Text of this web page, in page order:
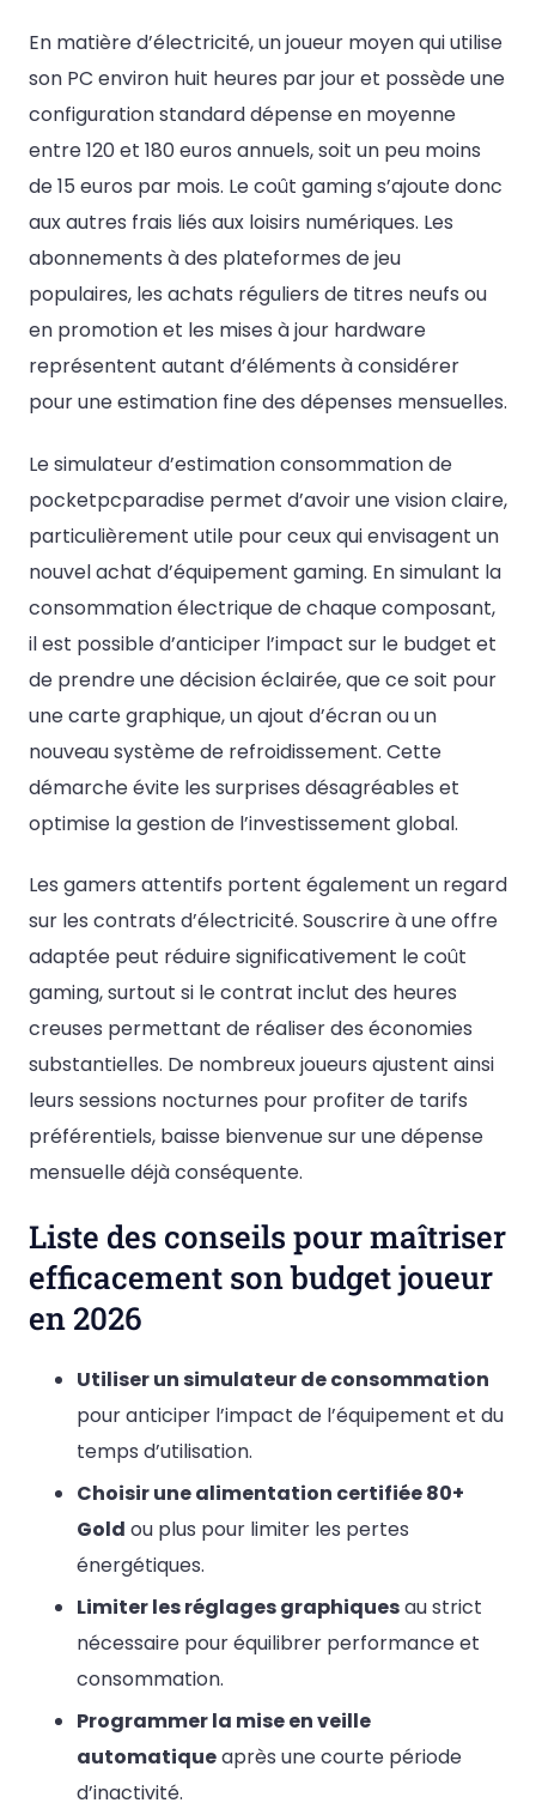
En matière d’électricité, un joueur moyen qui utilise
son PC environ huit heures par jour et possède une
configuration standard dépense en moyenne
entre 120 et 180 euros annuels, soit un peu moins
de 15 euros par mois. Le coût gaming s’ajoute donc
aux autres frais liés aux loisirs numériques. Les
abonnements à des plateformes de jeu
populaires, les achats réguliers de titres neufs ou
en promotion et les mises à jour hardware
représentent autant d’éléments à considérer
pour une estimation fine des dépenses mensuelles.
Le simulateur d’estimation consommation de
pocketpcparadise permet d’avoir une vision claire,
particulièrement utile pour ceux qui envisagent un
nouvel achat d’équipement gaming. En simulant la
consommation électrique de chaque composant,
il est possible d’anticiper l’impact sur le budget et
de prendre une décision éclairée, que ce soit pour
une carte graphique, un ajout d’écran ou un
nouveau système de refroidissement. Cette
démarche évite les surprises désagréables et
optimise la gestion de l’investissement global.
Les gamers attentifs portent également un regard
sur les contrats d’électricité. Souscrire à une offre
adaptée peut réduire significativement le coût
gaming, surtout si le contrat inclut des heures
creuses permettant de réaliser des économies
substantielles. De nombreux joueurs ajustent ainsi
leurs sessions nocturnes pour profiter de tarifs
préférentiels, baisse bienvenue sur une dépense
mensuelle déjà conséquente.
Liste des conseils pour maîtriser
efficacement son budget joueur
en 2026
Utiliser un simulateur de consommation
pour anticiper l’impact de l’équipement et du
temps d’utilisation.
Choisir une alimentation certifiée 80+
Gold ou plus pour limiter les pertes
énergétiques.
Limiter les réglages graphiquesau strict
nécessaire pour équilibrer performance et
consommation.
Programmer la mise en veille
automatiqueaprès une courte période
d’inactivité.